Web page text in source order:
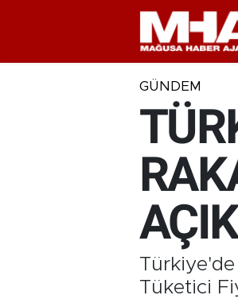
GÜNDEM
Türkiye'de
Tüketici